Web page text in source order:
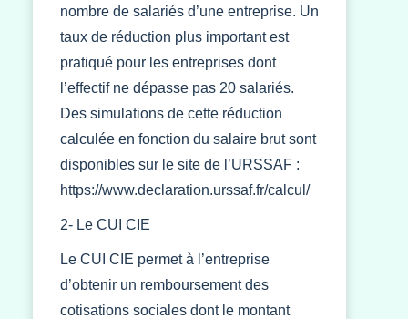
nombre de salariés d’une entreprise. Un
taux de réduction plus important est
pratiqué pour les entreprises dont
l’effectif ne dépasse pas 20 salariés.
Des simulations de cette réduction
calculée en fonction du salaire brut sont
disponibles sur le site de l’URSSAF :
https://www.declaration.urssaf.fr/calcul/
2- Le CUI CIE
Le CUI CIE permet à l’entreprise
d’obtenir un remboursement des
cotisations sociales dont le montant